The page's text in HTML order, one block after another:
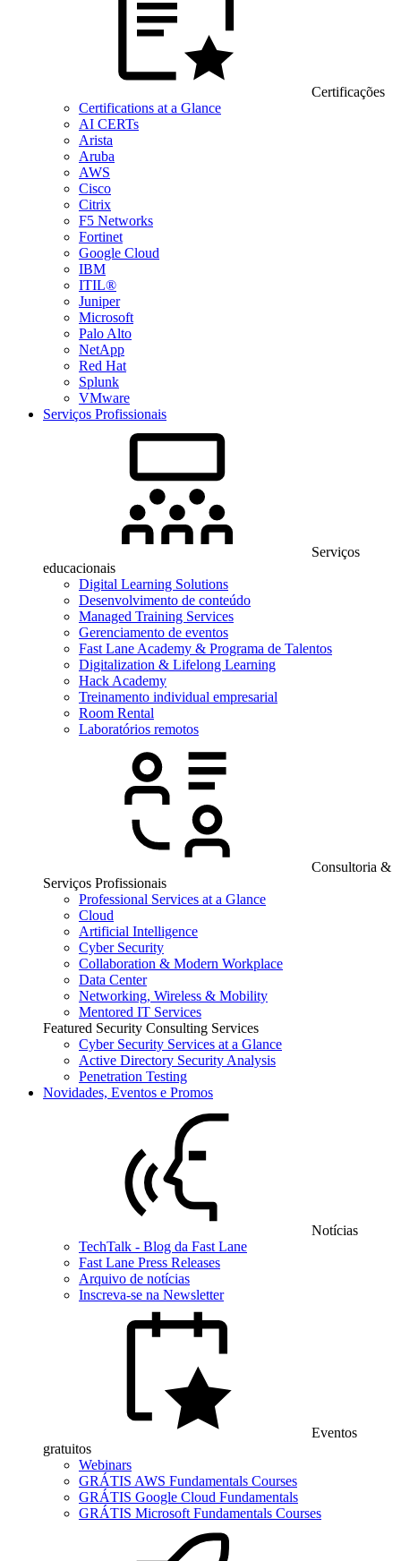
Certificações
Certifications at a Glance
AI CERTs
Arista
Aruba
AWS
Cisco
Citrix
F5 Networks
Fortinet
Google Cloud
IBM
ITIL®
Juniper
Microsoft
Palo Alto
NetApp
Red Hat
Splunk
VMware
Serviços Profissionais
Serviços
educacionais
Digital Learning Solutions
Desenvolvimento de conteúdo
Managed Training Services
Gerenciamento de eventos
Fast Lane Academy & Programa de Talentos
Digitalization & Lifelong Learning
Hack Academy
Treinamento individual empresarial
Room Rental
Laboratórios remotos
Consultoria &
Serviços Profissionais
Professional Services at a Glance
Cloud
Artificial Intelligence
Cyber Security
Collaboration & Modern Workplace
Data Center
Networking, Wireless & Mobility
Mentored IT Services
Featured Security Consulting Services
Cyber Security Services at a Glance
Active Directory Security Analysis
Penetration Testing
Novidades, Eventos e Promos
Notícias
TechTalk - Blog da Fast Lane
Fast Lane Press Releases
Arquivo de notícias
Inscreva-se na Newsletter
Eventos
gratuitos
Webinars
GRÁTIS AWS Fundamentals Courses
GRÁTIS Google Cloud Fundamentals
GRÁTIS Microsoft Fundamentals Courses